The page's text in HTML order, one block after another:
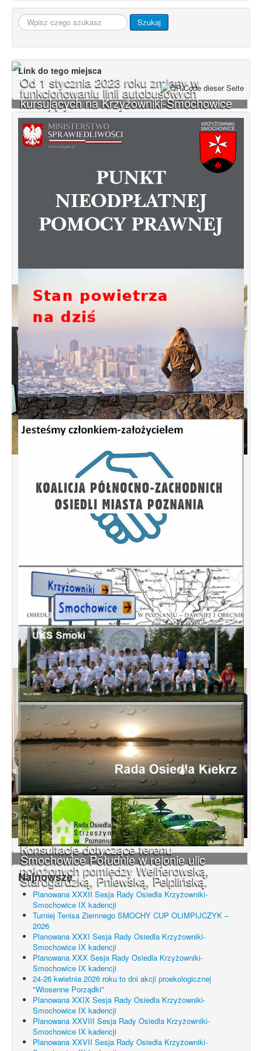
Od 1 stycznia 2023 roku zmiany w
funkcjonowaniu linii autobusowych
kursujących na Krzyżowniki-Smochowice
Spotkanie informacyjne w sprawie
budowy ulic Łebska, Łagowska,
Kociewska, Żukowska
Konsultacje dotyczące terenu
Smochowice Południe w rejonie ulic
położonych pomiędzy Wejherowską,
Starogardzką, Pniewską, Pelplińską.
Szukaj... Szukaj
Link do tego miejsca
Najnowsze
Planowana XXXII Sesja Rady Osiedla Krzyżowniki-
Smochowice IX kadencji
Turniej Tenisa Ziemnego SMOCHY CUP OLIMPIJCZYK –
2026
Planowana XXXI Sesja Rady Osiedla Krzyżowniki-
Smochowice IX kadencji
Planowana XXX Sesja Rady Osiedla Krzyżowniki-
Smochowice IX kadencji
24-26 kwietnia 2026 roku to dni akcji proekologicznej
"Wiosenne Porządki"
Planowana XXIX Sesja Rady Osiedla Krzyżowniki-
Smochowice IX kadencji
Planowana XXVIII Sesja Rady Osiedla Krzyżowniki-
Smochowice IX kadencji
Planowana XXVII Sesja Rady Osiedla Krzyżowniki-